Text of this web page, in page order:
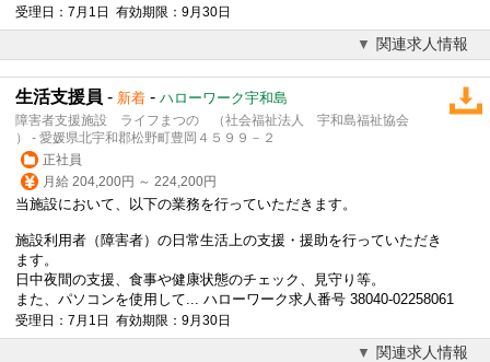
受理日：7月1日 有効期限：9月30日
関連求人情報
生活支援員 - 新着 - ハローワーク宇和島
障害者支援施設 ライフまつの （社会福祉法人 宇和島福祉協会
） - 愛媛県北宇和郡松野町豊岡４５９９－２
正社員
月給 204,200円 ～ 224,200円
当施設において、以下の業務を行っていただきます。
施設利用者（障害者）の日常生活上の支援・援助を行っていただき
ます。
日中夜間の支援、食事や健康状態のチェック、見守り等。
また、パソコンを使用して... ハローワーク求人番号 38040-02258061
受理日：7月1日 有効期限：9月30日
関連求人情報